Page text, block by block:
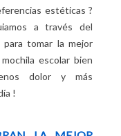
perfecto ?
la edad de su hijo,
estéticas ?
a través del
tomar la mejor
escolar bien
dolor y más
!